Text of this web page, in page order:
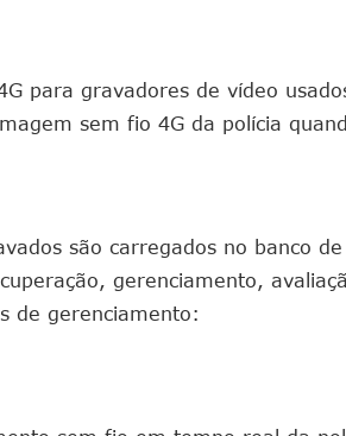
para gravadores de vídeo
sem fio 4G da polícia
são carregados no banco
gerenciamento,
de gerenciamento: